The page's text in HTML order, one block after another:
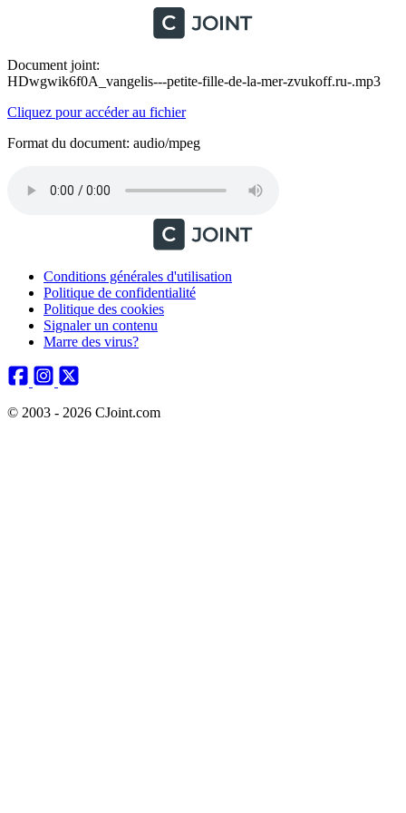
Document joint:
HDwgwik6f0A_vangelis---petite-fille-de-la-mer-zvukoff.ru-.mp3
Cliquez pour accéder au fichier
Format du document: audio/mpeg
Conditions générales d'utilisation
Politique de confidentialité
Politique des cookies
Signaler un contenu
Marre des virus?
© 2003 - 2026 CJoint.com